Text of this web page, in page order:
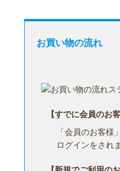
お買い物の流れ
【すでに会員のお客
「会員のお客様
ログインをされ